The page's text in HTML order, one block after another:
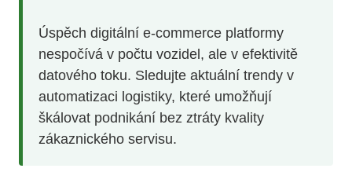
Úspěch digitální e-commerce platformy
nespočívá v počtu vozidel, ale v efektivitě
datového toku. Sledujte aktuální trendy v
automatizaci logistiky, které umožňují
škálovat podnikání bez ztráty kvality
zákaznického servisu.